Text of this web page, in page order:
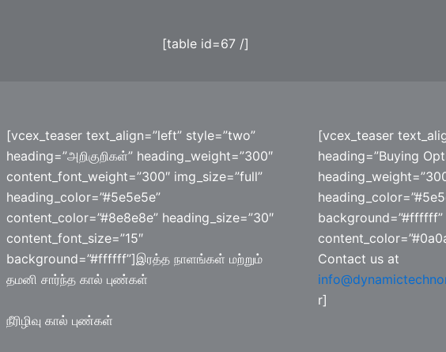
[table id=67 /]
[vcex_teaser text_align=”left” style=”two”
heading=”அறிகுறிகள்” heading_weight=”300″
content_font_weight=”300″ img_size=”full”
heading_color=”#5e5e5e”
content_color=”#8e8e8e” heading_size=”30″
content_font_size=”15″
background=”#ffffff”]இரத்த நாளங்கள் மற்றும்
தமனி சார்ந்த கால் புண்கள்
நீரிழிவு கால் புண்கள்
[vcex_teaser
heading=”Buying
background=”#ffffff”
Contact us at
r]